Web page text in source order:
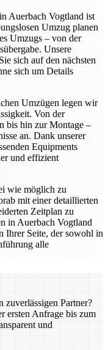
Auerbach Vogtland ist
Umzug planen
Umzugs – von der
Unsere
sich auf den nächsten
sich um Details
Umzügen legen wir
Von der
bis hin zur Montage –
an. Dank unserer
Equipments
und effizient
wie möglich zu
mit einer detaillierten
Zeitplan zu
in Auerbach Vogtland
Ihrer Seite, der sowohl in
alle
zuverlässigen Partner?
ersten Anfrage bis zum
und